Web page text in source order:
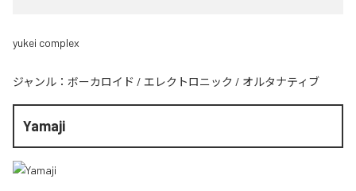
yukei complex
ジャンル： ボーカロイド / エレクトロニック / オルタナティブ
Yamaji